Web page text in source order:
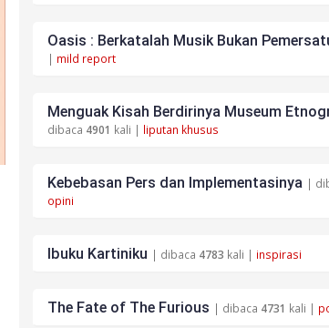
Oasis : Berkatalah Musik Bukan
| mild report
Menguak Kisah Berdirinya Museum
dibaca 4901 kali | liputan khusus
Kebebasan Pers dan Implementasinya |
opini
Ibuku Kartiniku | dibaca 4783 kali | inspirasi
The Fate of The Furious | dibaca 4731 kali |